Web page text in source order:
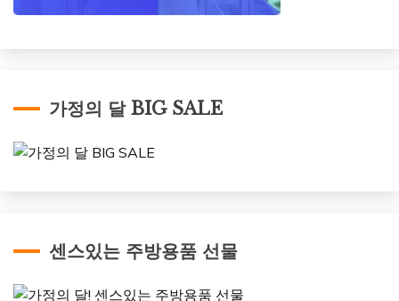
가정의 달 BIG SALE
센스있는 주방용품 선물